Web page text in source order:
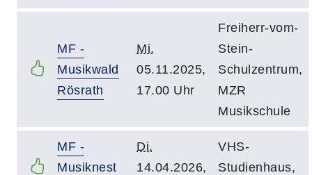
MF -
Musikwald
Rösrath
Mi.
05.11.2025,
17.00 Uhr
Freiherr-vom-
Stein-
Schulzentrum,
MZR
Musikschule
MF -
Musiknest
Di.
14.04.2026,
VHS-
Studienhaus,